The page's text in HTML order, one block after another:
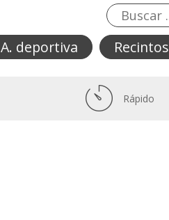
A. deportiva Recintos
Rápido